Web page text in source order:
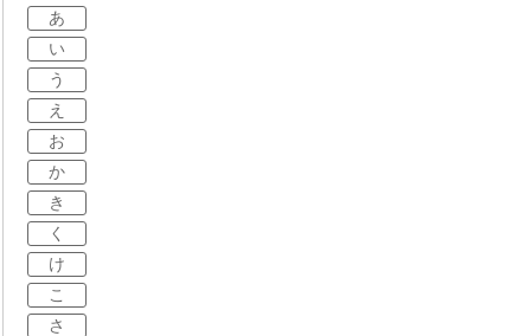
あ
い
う
え
お
か
き
く
け
こ
さ